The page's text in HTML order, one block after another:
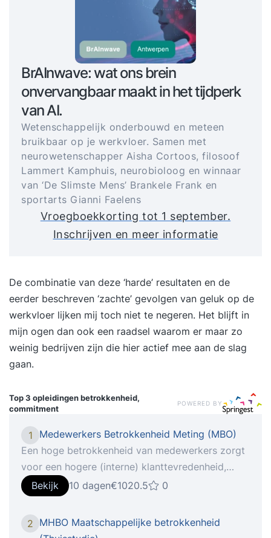
BrAInwave: wat ons brein
onvervangbaar maakt in het tijdperk
van AI.
Wetenschappelijk onderbouwd en meteen
bruikbaar op je werkvloer. Samen met
neurowetenschapper Aisha Cortoos, filosoof
Lammert Kamphuis, neurobioloog en winnaar
van ‘De Slimste Mens’ Brankele Frank en
sportarts Gianni Faelens
Vroegboekkorting tot 1 september.
Inschrijven en meer informatie
De combinatie van deze ‘harde’ resultaten en de
eerder beschreven ‘zachte’ gevolgen van geluk op de
werkvloer lijken mij toch niet te negeren. Het blijft in
mijn ogen dan ook een raadsel waarom er maar zo
weinig bedrijven zijn die hier actief mee aan de slag
gaan.
Top 3 opleidingenbetrokkenheid,
commitment
POWERED BY
1
Medewerkers Betrokkenheid Meting (MBO)
Een hoge betrokkenheid van medewerkers zorgt
voor een hogere (interne) klanttevredenheid,
innovatie en slagkracht. Wil je flexibeler kunnen
inspelen op de kansen en bedreigingen in de
markt? Of zoek je naar een manier om
verbeterinitiatieven sneller en effectiever op te
Bekijk 10 dagen€1020.5 0
2 MHBO Maatschappelijke betrokkenheid